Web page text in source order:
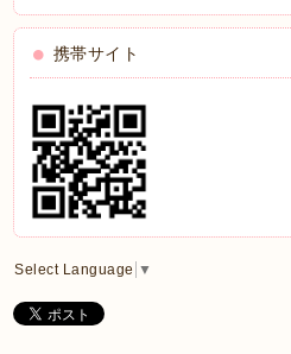
携帯サイト
Select Language ▼